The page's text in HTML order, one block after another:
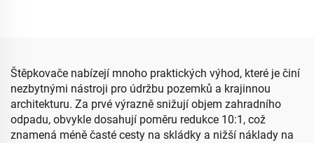
Štěpkovače nabízejí mnoho praktických výhod, které je činí
nezbytnými nástroji pro údržbu pozemků a krajinnou
architekturu. Za prvé výrazně snižují objem zahradního
odpadu, obvykle dosahují poměru redukce 10:1, což
znamená méně časté cesty na skládky a nižší náklady na